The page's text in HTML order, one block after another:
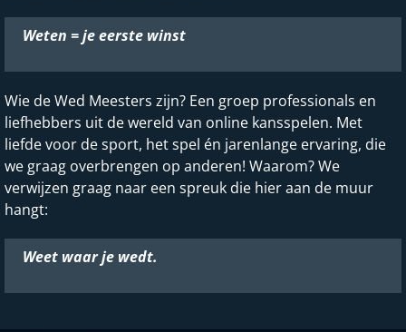
Weten = je eerste winst
Wie de Wed Meesters zijn? Een groep professionals en
liefhebbers uit de wereld van online kansspelen. Met
liefde voor de sport, het spel én jarenlange ervaring, die
we graag overbrengen op anderen! Waarom? We
verwijzen graag naar een spreuk die hier aan de muur
hangt:
Weet waar je wedt.